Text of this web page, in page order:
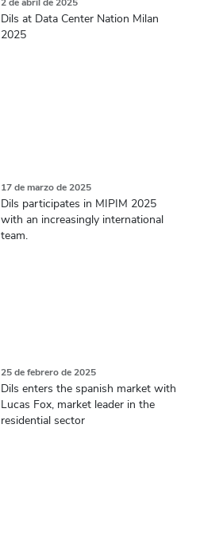
Dils at Data Center Nation Milan
2025
17 de marzo de 2025
Dils participates in MIPIM 2025
with an increasingly international
team.
25 de febrero de 2025
Dils enters the spanish market with
Lucas Fox, market leader in the
residential sector